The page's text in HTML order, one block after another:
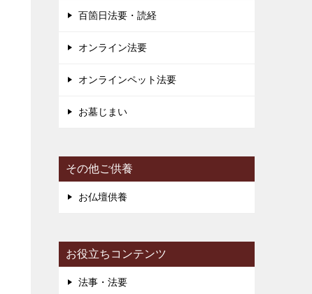
百箇日法要・読経
オンライン法要
オンラインペット法要
お墓じまい
その他ご供養
お仏壇供養
お役立ちコンテンツ
法事・法要